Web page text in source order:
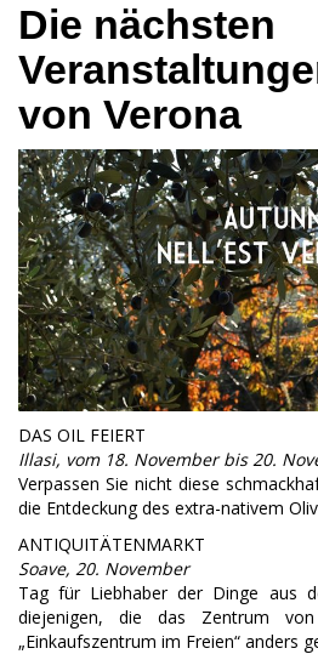
Die nächsten
von Verona
DAS OIL FEIERT
Illasi, vom 18. November bis 20.
Verpassen Sie nicht diese
die Entdeckung des extra-nativem
ANTIQUITÄTENMARKT
Soave, 20. November
Tag für Liebhaber der Dinge aus
diejenigen, die das Zentrum
„Einkaufszentrum im Freien“ anders